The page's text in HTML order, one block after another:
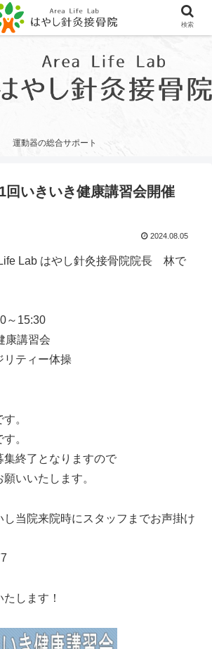
運動器の総合サポート
回いきいき健康講習会開催
2024.08.05
Lab はやし針灸接骨院院長 林で
～15:30
康講習会
リティー体操
。
。
集終了となりますので
いいたします。
し当院来院時にスタッフまでお声掛け
します！
検索